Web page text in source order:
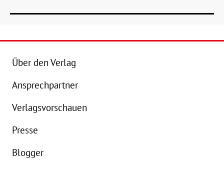
Über den Verlag
Ansprechpartner
Verlagsvorschauen
Presse
Blogger